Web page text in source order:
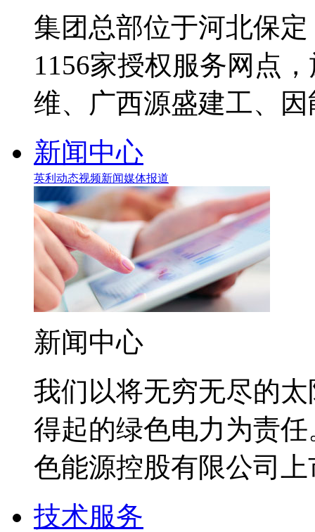
集团总部位于河北保
1156家授权服务网点
维、广西源盛建工、
新闻中心
英利动态视频新闻媒体报道
新闻中心
我们以将无穷无尽的
得起的绿色电力为责
色能源控股有限公司
技术服务